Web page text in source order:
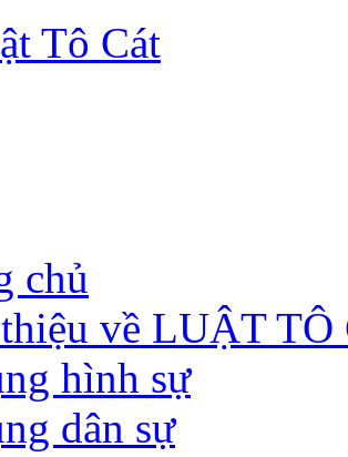
Tô Cát
chủ
về LUẬT TÔ
hình sự
dân sự